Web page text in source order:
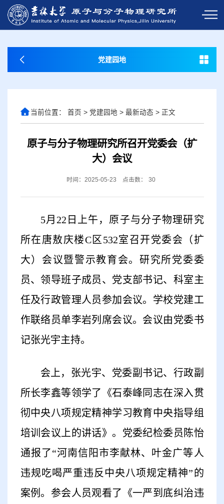
党建园地
当前位置： 首页 > 党建园地 > 最新动态 > 正文
原子与分子物理研究所召开党委会（扩
大）会议
时间：2025-05-23 点击数： 30
5月22日上午，原子与分子物理研究
所在唐敖庆楼C区532室召开党委会（扩
大）会议暨警示教育会。研究所党委委
员、领导班子成员、党支部书记、科室主
任及行政管理人员参加会议。学校党建工
作联络员单李岩列席会议。会议由党委书
记张光宇主持。
会上，张光宇、党委副书记、行政副
所长李鑫等领学了《石泰峰同志在深入贯
彻中央八项规定精神学习教育中央指导组
培训会议上的讲话》。党委纪检委员陈怡
通报了“河南信阳市李献林、叶金广等人
违规吃喝严重违反中央八项规定精神”的
案例。参会人员观看了《一严到底纠治违